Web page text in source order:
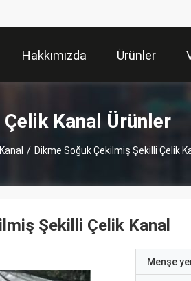
Hakkımızda Ürünler
Kanal Ürünler
/ Dikme Soğuk Çekilmiş Şekilli Çelik
Şekilli Çelik Kanal
Menşe